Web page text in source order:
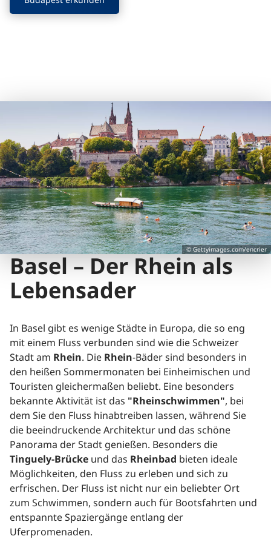
Basel – Der Rhein als
Lebensader
In Basel gibt es wenige Städte in Europa, die so eng
mit einem Fluss verbunden sind wie die Schweizer
Stadt am Rhein. Die Rhein-Bäder sind besonders in
den heißen Sommermonaten bei Einheimischen und
Touristen gleichermaßen beliebt. Eine besonders
bekannte Aktivität ist das "Rheinschwimmen", bei
dem Sie den Fluss hinabtreiben lassen, während Sie
die beeindruckende Architektur und das schöne
Panorama der Stadt genießen. Besonders die
Tinguely-Brücke und das Rheinbad bieten ideale
Möglichkeiten, den Fluss zu erleben und sich zu
erfrischen. Der Fluss ist nicht nur ein beliebter Ort
zum Schwimmen, sondern auch für Bootsfahrten und
entspannte Spaziergänge entlang der
Uferpromenaden.
© Gettyimages.com/encrier